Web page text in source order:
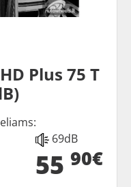
Plus 75 T
69dB
55 90€